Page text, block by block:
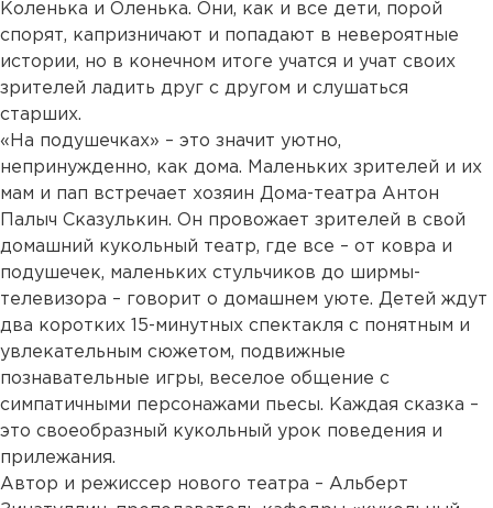
Коленька и Оленька. Они, как и все дети, порой
спорят, капризничают и попадают в невероятные
истории, но в конечном итоге учатся и учат своих
зрителей ладить друг с другом и слушаться
старших.
«На подушечках» – это значит уютно,
непринужденно, как дома. Маленьких зрителей и их
мам и пап встречает хозяин Дома-театра Антон
Палыч Сказулькин. Он провожает зрителей в свой
домашний кукольный театр, где все – от ковра и
подушечек, маленьких стульчиков до ширмы-
телевизора – говорит о домашнем уюте. Детей ждут
два коротких 15-минутных спектакля с понятным и
увлекательным сюжетом, подвижные
познавательные игры, веселое общение с
симпатичными персонажами пьесы. Каждая сказка –
это своеобразный кукольный урок поведения и
прилежания.
Автор и режиссер нового театра – Альберт